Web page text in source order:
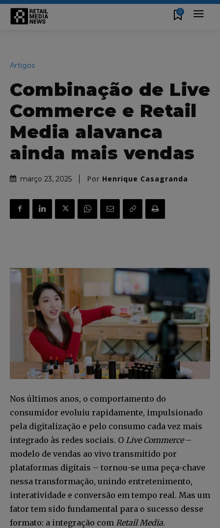
0
Artigos
Combinação de Live
Commerce e Retail
Media alavanca
ainda mais vendas
março 23, 2025 Por Henrique Casagranda
Nos últimos anos, o comportamento do
consumidor evoluiu rapidamente, impulsionado
pela digitalização e pelo consumo cada vez mais
integrado às redes sociais. O Live Commerce–
modelo de vendas ao vivo transmitido por
plataformas digitais – tornou-se uma peça-chave
nessa transformação, unindo entretenimento,
interatividade e conversão em tempo real. Mas um
fator tem sido fundamental para o sucesso desse
formato: a integração com Retail Media.